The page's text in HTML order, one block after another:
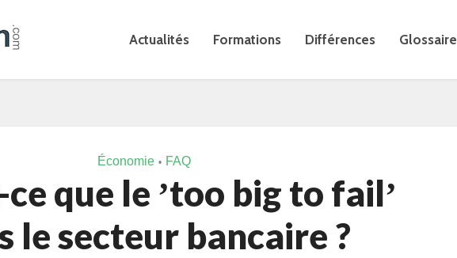
Actualités Formations Différences Glossaire
Économie • FAQ
ce que le ʼtoo big to failʼ
le secteur bancaire ?